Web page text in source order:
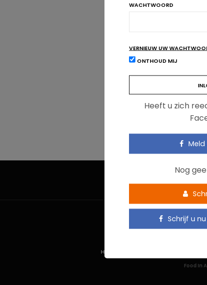
WACHTWOORD
VERNIEUW UW
ONTHOUD MIJ
Heeft u zich
Nog
Schrijf u
HOME
Food In